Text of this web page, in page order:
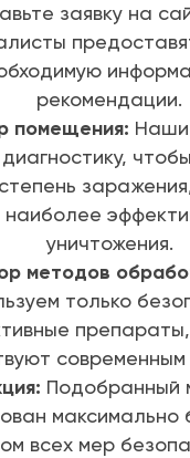
заявку на
рекомендации.
помещения: Наши
наиболее
уничтожения.
методов
только
Подобранный
максимально
всех мер